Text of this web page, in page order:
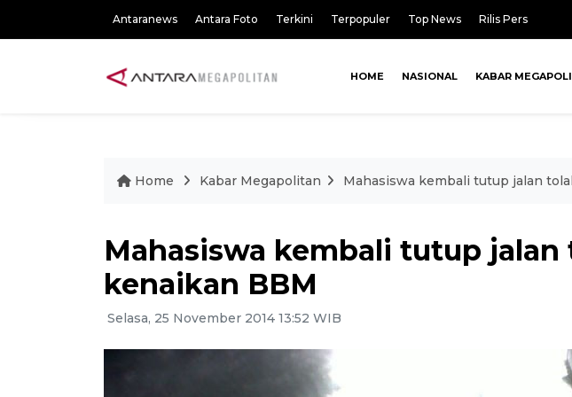
Antaranews Antara Foto Terkini Terpopuler Top News Rilis Pers
HOME NASIONAL KABAR
Home Kabar Megapolitan Mahasiswa kembali tutup jalan
Mahasiswa kembali tutup jalan
kenaikan BBM
Selasa, 25 November 2014 13:52 WIB